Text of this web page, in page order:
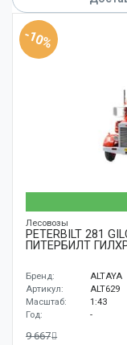
-10%
Лесовозы
PETERBILT 281
ПИТЕРБИЛТ
Бренд:
ALTAYA
Артикул:
ALT629
Масштаб:
1:43
Год:
-
9 667
Корабли
Поезда